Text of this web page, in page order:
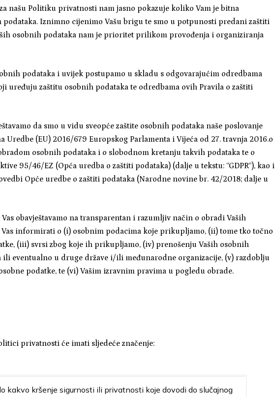
našu Politiku privatnosti nam jasno pokazuje koliko Vam je bitna
podataka. Iznimno cijenimo Vašu brigu te smo u potpunosti predani zaštiti
osobnih podataka nam je prioritet prilikom provođenja i organiziranja
podataka i uvijek postupamo u skladu s odgovarajućim odredbama
uređuju zaštitu osobnih podataka te odredbama ovih Pravila o zaštiti
da smo u vidu sveopće zaštite osobnih podataka naše poslovanje
Uredbe (EU) 2016/679 Europskog Parlamenta i Vijeća od 27. travnja 2016.o
osobnih podataka i o slobodnom kretanju takvih podataka te o
95/46/EZ (Opća uredba o zaštiti podataka) (dalje u tekstu: “GDPR“), kao i
Opće uredbe o zaštiti podataka (Narodne novine br. 42/2018; dalje u
obavještavamo na transparentan i razumljiv način o obradi Vaših
informirati o (i) osobnim podacima koje prikupljamo, (ii) tome tko točno
(iii) svrsi zbog koje ih prikupljamo, (iv) prenošenju Vaših osobnih
ili eventualno u druge države i/ili međunarodne organizacije, (v) razdoblju
podatke, te (vi) Vašim izravnim pravima u pogledu obrade.
privatnosti će imati sljedeće značenje:
kakvo kršenje sigurnosti ili privatnosti koje dovodi do slučajnog